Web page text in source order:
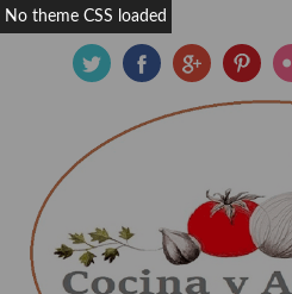
No theme CSS loaded